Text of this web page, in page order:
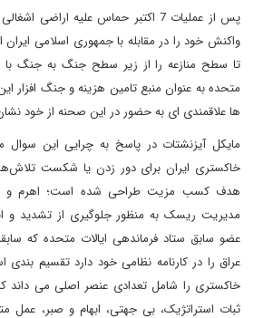
پس از عملیات 7 اکتبر حماس علیه
واکنش خود را در مقابله با جمهوری اسلامی ایران
تا سطح منازعه را از زیر سطح جنگ به جنگ با
متحده به عنوان منبع تامین هزینه و جنگ افزار
ها علاقمندی ای به حضور در این صحنه از خود
مایکل آیزنشتات در پاسخ به چرایی این سوال
خاکستری ایران برای دور زدن یا شکست تلاش‌های
هدف کسب مزیت طراحی شده است؛ اهرم و
مدیریت ریسک به منظور جلوگیری از تشدید و
عضو سابق ستاد فرماندهی ایالات متحده که
عراق را در کارنامه نظامی خود دارد تقسیم بندی
خاکستری را شامل تعدادی عنصر اصلی می داند که
ثبات استراتژیک، بی جهتی، ابهام و صبر، عمل